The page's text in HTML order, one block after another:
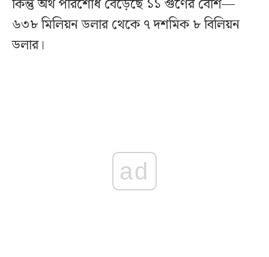
কিন্তু অর্থ পরিশোধ বেড়েছে ১১ গুণের বেশি—
৬৩৮ মিলিয়ন ডলার থেকে ৭ দশমিক ৮ বিলিয়ন
ডলার।
ad